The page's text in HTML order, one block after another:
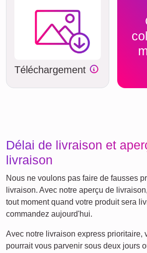
Téléchargement
Délai de livraison et
livraison
Nous ne voulons pas faire de fausses
livraison. Avec notre aperçu de
tout moment quand votre produit sera
commandez aujourd'hui.
Avec notre livraison express prioritaire,
pourrait vous parvenir sous deux jours